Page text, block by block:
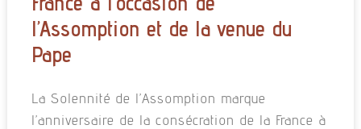
l’Assomption et de la venue du
Pape
La Solennité de l’Assomption marque
l’anniversaire de la consécration de la France à